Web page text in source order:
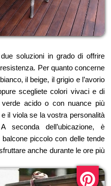
soluzioni in grado di offrire
Per quanto concerne
il beige, il grigio e l’avorio
scegliete colori vivaci e di
acido o con nuance più
il viola se la vostra personalità
dell’ubicazione, è
piccolo con delle tende
anche durante le ore più